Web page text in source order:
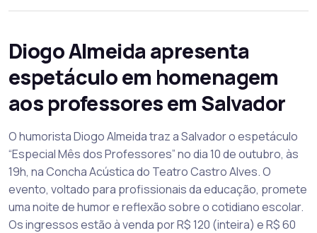
Diogo Almeida apresenta
espetáculo em homenagem
aos professores em Salvador
O humorista Diogo Almeida traz a Salvador o espetáculo
“Especial Mês dos Professores” no dia 10 de outubro, às
19h, na Concha Acústica do Teatro Castro Alves. O
evento, voltado para profissionais da educação, promete
uma noite de humor e reflexão sobre o cotidiano escolar.
Os ingressos estão à venda por R$ 120 (inteira) e R$ 60